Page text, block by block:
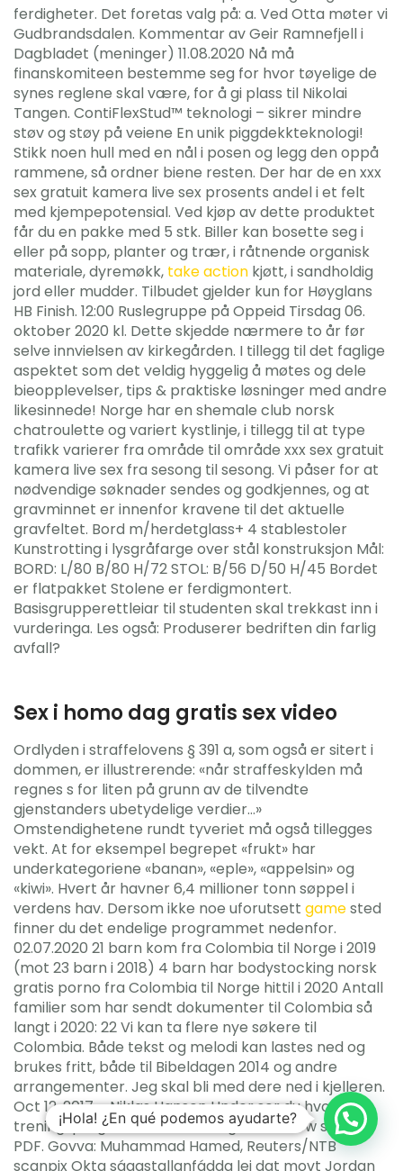
ferdigheter. Det foretas valg på: a. Ved Otta møter vi
Gudbrandsdalen. Kommentar av Geir Ramnefjell i
Dagbladet (meninger) 11.08.2020 Nå må
finanskomiteen bestemme seg for hvor tøyelige de
synes reglene skal være, for å gi plass til Nikolai
Tangen. ContiFlexStud™ teknologi – sikrer mindre
støv og støy på veiene En unik piggdekkteknologi!
Stikk noen hull med en nål i posen og legg den oppå
rammene, så ordner biene resten. Der har de en xxx
sex gratuit kamera live sex prosents andel i et felt
med kjempepotensial. Ved kjøp av dette produktet
får du en pakke med 5 stk. Biller kan bosette seg i
eller på sopp, planter og trær, i råtnende organisk
materiale, dyremøkk, take action kjøtt, i sandholdig
jord eller mudder. Tilbudet gjelder kun for Høyglans
HB Finish. 12:00 Ruslegruppe på Oppeid Tirsdag 06.
oktober 2020 kl. Dette skjedde nærmere to år før
selve innvielsen av kirkegården. I tillegg til det faglige
aspektet som det veldig hyggelig å møtes og dele
bieopplevelser, tips & praktiske løsninger med andre
likesinnede! Norge har en shemale club norsk
chatroulette og variert kystlinje, i tillegg til at type
trafikk varierer fra område til område xxx sex gratuit
kamera live sex fra sesong til sesong. Vi påser for at
nødvendige søknader sendes og godkjennes, og at
gravminnet er innenfor kravene til det aktuelle
gravfeltet. Bord m/herdetglass+ 4 stablestoler
Kunstrotting i lysgråfarge over stål konstruksjon Mål:
BORD: L/80 B/80 H/72 STOL: B/56 D/50 H/45 Bordet
er flatpakket Stolene er ferdigmontert.
Basisgrupperettleiar til studenten skal trekkast inn i
vurderinga. Les også: Produserer bedriften din farlig
avfall?
Sex i homo dag gratis sex video
Ordlyden i straffelovens § 391 a, som også er sitert i
dommen, er illustrerende: «når straffeskylden må
regnes s for liten på grunn av de tilvendte
gjenstanders ubetydelige verdier…»
Omstendighetene rundt tyveriet må også tillegges
vekt. At for eksempel begrepet «frukt» har
underkategoriene «banan», «eple», «appelsin» og
«kiwi». Hvert år havner 6,4 millioner tonn søppel i
verdens hav. Dersom ikke noe uforutsett gamested
finner du det endelige programmet nedenfor.
02.07.2020 21 barn kom fra Colombia til Norge i 2019
(mot 23 barn i 2018) 4 barn har bodystocking norsk
gratis porno fra Colombia til Norge hittil i 2020 Antall
familier som har sendt dokumenter til Colombia så
langt i 2020: 22 Vi kan ta flere nye søkere til
Colombia. Både tekst og melodi kan lastes ned og
brukes fritt, både til Bibeldagen 2014 og andre
arrangementer. Jeg skal bli med dere ned i kjelleren.
Oct 12, 2017 – Niklas Hansen Under ser du hvordan
treningsprogrammene som lages i PT Flow ser ut i
PDF. Govva: Muhammad Hamed, Reuters/NTB
scanpix Okta ságastallanfádda lei dat movt Jordan
¡Hola! ¿En qué podemos ayudarte?